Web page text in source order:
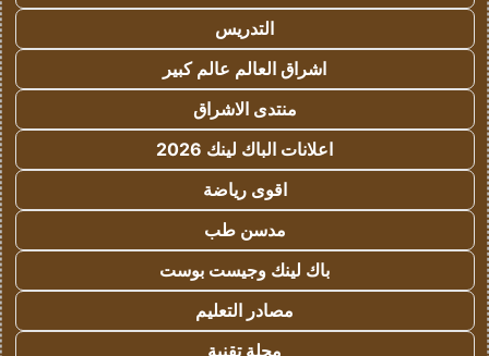
التدريس
اشراق العالم عالم كبير
منتدى الاشراق
اعلانات الباك لينك 2026
اقوى رياضة
مدسن طب
باك لينك وجيست بوست
مصادر التعليم
مجلة تقنية